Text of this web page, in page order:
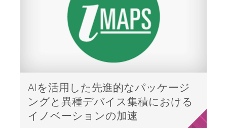
AIを活用した先進的なパッケージ
ングと異種デバイス集積における
イノベーションの加速